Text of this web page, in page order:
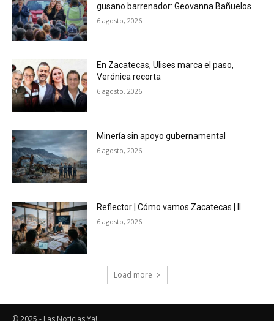
gusano barrenador: Geovanna Bañuelos
6 agosto, 2026
En Zacatecas, Ulises marca el paso,
Verónica recorta
6 agosto, 2026
Minería sin apoyo gubernamental
6 agosto, 2026
Reflector | Cómo vamos Zacatecas | II
6 agosto, 2026
Load more